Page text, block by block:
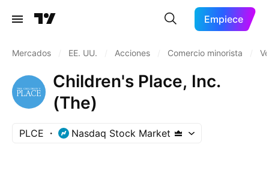
Empiece
Mercados EE. UU. Acciones Comercio minorista
Children's Place, Inc.
(The)
PLCE Nasdaq Stock Market